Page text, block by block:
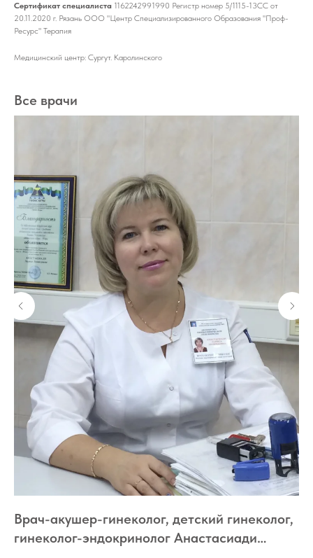
Сертификат специалиста 1162242991990 Регистр номер 5/1115-13СС от
20.11.2020 г. Рязань ООО "Центр Специализированного Образования "Проф-
Ресурс" Терапия
Медицинский центр: Сургут. Каролинского
Все врачи
Врач-акушер-гинеколог, детский гинеколог,
гинеколог-эндокринолог Анастасиади